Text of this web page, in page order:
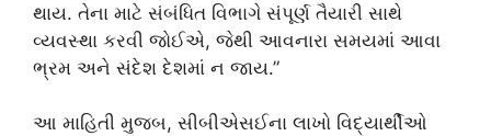
થાય. તેના માટે સંબંધિત વિભાગે સંપૂર્ણ તૈયારી સાથે
વ્યવસ્થા કરવી જોઈએ, જેથી આવનારા સમયમાં આવા
ભ્રમ અને સંદેશ દેશમાં ન જાય.”
આ માહિતી મુજબ, સીબીએસઈના લાખો વિદ્યાર્થીઓ